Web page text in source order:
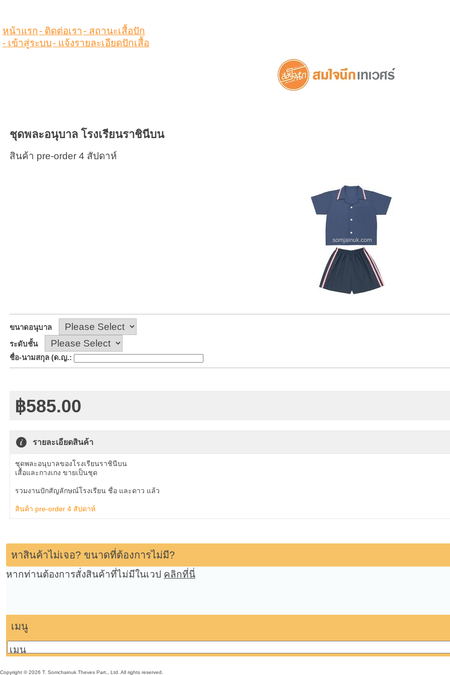
หน้าแรก- ติดต่อเรา- สถานะเสื้อปัก
- เข้าสู่ระบบ- แจ้งรายละเอียดปักเสื้อ
ชุดพละอนุบาล โรงเรียนราชินีบน
สินค้า pre-order 4 สัปดาห์
ขนาดอนุบาล
ระดับชั้น
ชื่อ-นามสกุล (ด.ญ.:
฿585.00
รายละเอียดสินค้า
ชุดพละอนุบาลของโรงเรียนราชินีบน
เสื้อและกางเกง ขายเป็นชุด
รวมงานปักสัญลักษณ์โรงเรียน ชื่อ และดาว แล้ว
สินค้า pre-order 4 สัปดาห์
หาสินค้าไม่เจอ? ขนาดที่ต้องการไม่มี?
หากท่านต้องการสั่งสินค้าที่ไม่มีในเวป คลิกที่นี่
เมนู
Copyright © 2026 T. Somchainuk Theves Part., Ltd. All rights reserved.